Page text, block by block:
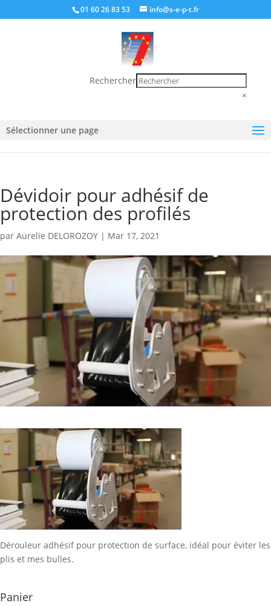
01 60 26 83 53 info@s-e-p-t.fr
Rechercher
×
Sélectionner une page
Dévidoir pour adhésif de
protection des profilés
par Aurelie DELOROZOY | Mar 17, 2021
Dérouleur adhésif pour protection de surface, idéal pour éviter les
plis et mes bulles.
Panier